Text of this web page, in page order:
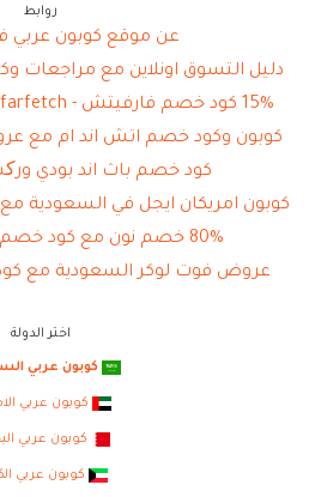
روابط
عن موقع كوبون عربي
دليل التسوق اونلاين مع مراجعات
15% كود خصم فارفيتش - farfetch كود خصم في السعودية
كوبون وكود خصم اتش اند ام مع
كود خصم باث اند بودي
كوبون امريكان ايجل في السعودية مع
80% خصم نون مع كود خصم نون في السعودية
عروض فوت لوكر السعودية مع كود
اختر الدولة
كوبون عربي
كوبون عربي
كوبون عربي
كوبون عربي